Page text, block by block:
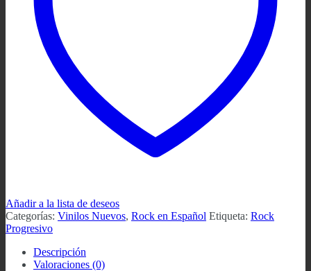
Añadir a la lista de deseos
Categorías: Vinilos Nuevos, Rock en Español Etiqueta: Rock
Progresivo
Descripción
Valoraciones (0)